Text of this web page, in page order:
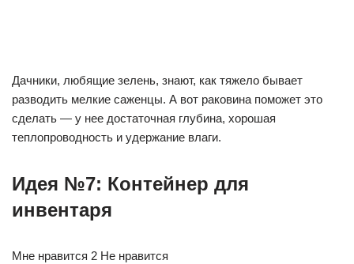
Дачники, любящие зелень, знают, как тяжело бывает
разводить мелкие саженцы. А вот раковина поможет это
сделать — у нее достаточная глубина, хорошая
теплопроводность и удержание влаги.
Идея №7: Контейнер для
инвентаря
Мне нравится 2 Не нравится